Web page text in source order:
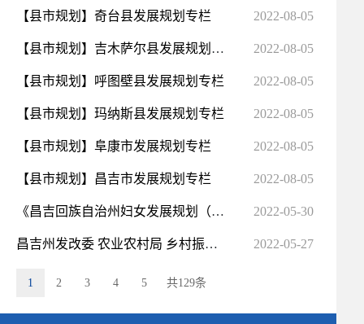
【县市规划】奇台县发展规划专栏 2022-08-05
【县市规划】吉木萨尔县发展规划专栏 2022-08-05
【县市规划】呼图壁县发展规划专栏 2022-08-05
【县市规划】玛纳斯县发展规划专栏 2022-08-05
【县市规划】阜康市发展规划专栏 2022-08-05
【县市规划】昌吉市发展规划专栏 2022-08-05
《昌吉回族自治州妇女发展规划（2021-2025年）》《昌吉回族自治州儿童发展规划（2021-2025年）》政策解读 2022-05-30
昌吉州发改委 农业农村局 乡村振兴局 关于下达乡村振兴专项农村人居环境整治 2022年中央预算内投资计划... 2022-05-27
1 2 3 4 5 共129条